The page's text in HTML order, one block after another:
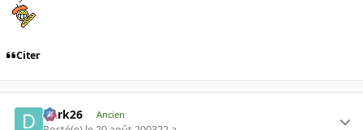
Citer
Dark26 Ancien